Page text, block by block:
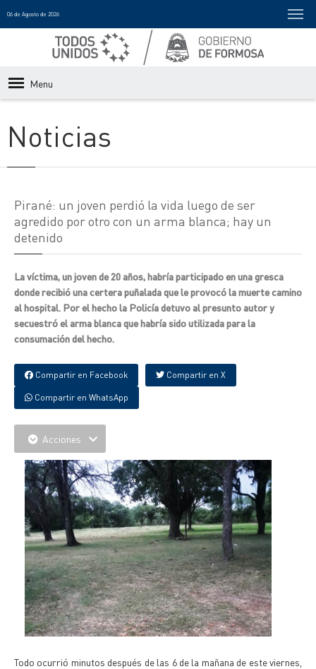
06 de Agosto de 2026
Menu
Noticias
Pirané: un joven perdió la vida luego de ser
agredido por otro con un arma blanca; hay un
detenido
La víctima, un joven de 20 años, habría participado en una gresca
donde recibió una certera puñalada que le provocó la muerte camino
al hospital. Por el hecho la Policía detuvo al presunto autor y
secuestró el arma blanca que habría sido utilizada para la
consumación del hecho.
Compartir en Facebook Compartir en X
Compartir en WhatsApp
Acciones
Todo ocurrió minutos después de las 6 de la mañana de este viernes,